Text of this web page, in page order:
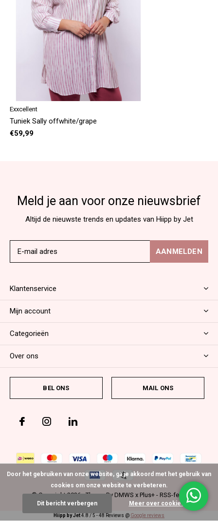
Exxcellent
Tuniek Sally offwhite/grape
€59,99
Meld je aan voor onze nieuwsbrief
Altijd de nieuwste trends en updates van Hiipp by Jet
AANMELDEN
Klantenservice
Mijn account
Categorieën
Over ons
BEL ONS MAIL ONS
© Copyright2026- Theme By DMWS x Plus+ - RSS-feed
Hiipp by Jet4.8 /5 -48 Reviews @ Google reviews
Door het gebruiken van onze website, ga je akkoord met het gebruik van
cookies om onze website te verbeteren.
Dit bericht verbergen Meer over cookies »